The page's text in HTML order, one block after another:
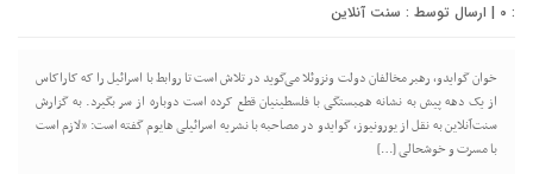
:
0 | ارسال توسط : سنت آنلاین
خوان گوایدو، رهبر مخالفان دولت ونزوئلا می‌گوید در تلاش است تا روابط با اسرائیل را که کاراکاس
از یک دهه پیش به نشانه همبستگی با فلسطینیان قطع کرده است دوباره از سر بگیرد. به گزارش
سنت‌آنلاین به نقل از یورونیوز، گوایدو در مصاحبه با نشریه اسرائیلی هایوم گفته است: «لازم است
با مسرت و خوشحالی […]